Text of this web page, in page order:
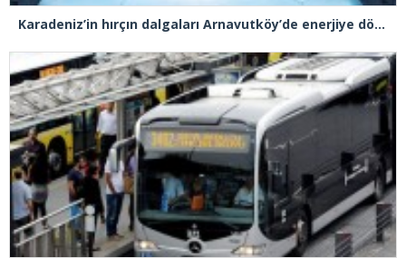
Karadeniz’in hırçın dalgaları Arnavutköy’de enerjiye dönüştü